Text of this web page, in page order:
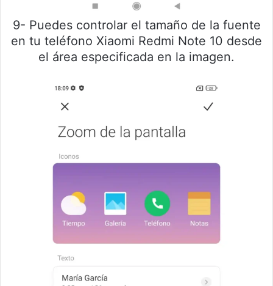
9- Puedes controlar el tamaño de la fuente
en tu teléfono Xiaomi Redmi Note 10 desde
el área especificada en la imagen.